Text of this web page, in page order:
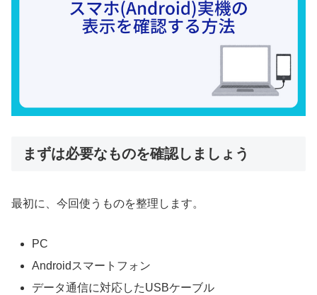
まずは必要なものを確認しましょう
最初に、今回使うものを整理します。
PC
Androidスマートフォン
データ通信に対応したUSBケーブル